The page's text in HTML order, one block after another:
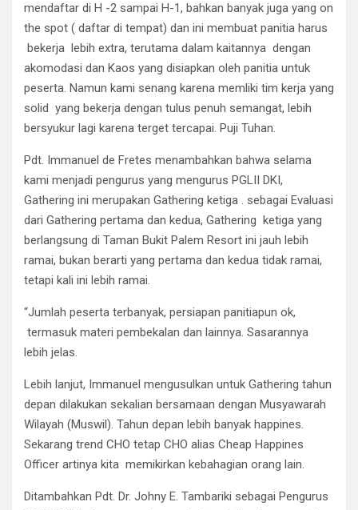
mendaftar di H -2 sampai H-1, bahkan banyak juga yang on
the spot ( daftar di tempat) dan ini membuat panitia harus
bekerja lebih extra, terutama dalam kaitannya dengan
akomodasi dan Kaos yang disiapkan oleh panitia untuk
peserta. Namun kami senang karena memliki tim kerja yang
solid yang bekerja dengan tulus penuh semangat, lebih
bersyukur lagi karena terget tercapai. Puji Tuhan.
Pdt. Immanuel de Fretes menambahkan bahwa selama
kami menjadi pengurus yang mengurus PGLII DKI,
Gathering ini merupakan Gathering ketiga . sebagai Evaluasi
dari Gathering pertama dan kedua, Gathering ketiga yang
berlangsung di Taman Bukit Palem Resort ini jauh lebih
ramai, bukan berarti yang pertama dan kedua tidak ramai,
tetapi kali ini lebih ramai.
“Jumlah peserta terbanyak, persiapan panitiapun ok,
termasuk materi pembekalan dan lainnya. Sasarannya
lebih jelas.
Lebih lanjut, Immanuel mengusulkan untuk Gathering tahun
depan dilakukan sekalian bersamaan dengan Musyawarah
Wilayah (Muswil). Tahun depan lebih banyak happines.
Sekarang trend CHO tetap CHO alias Cheap Happines
Officer artinya kita memikirkan kebahagian orang lain.
Ditambahkan Pdt. Dr. Johny E. Tambariki sebagai Pengurus